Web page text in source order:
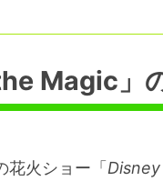
Magic」
花火ショー「